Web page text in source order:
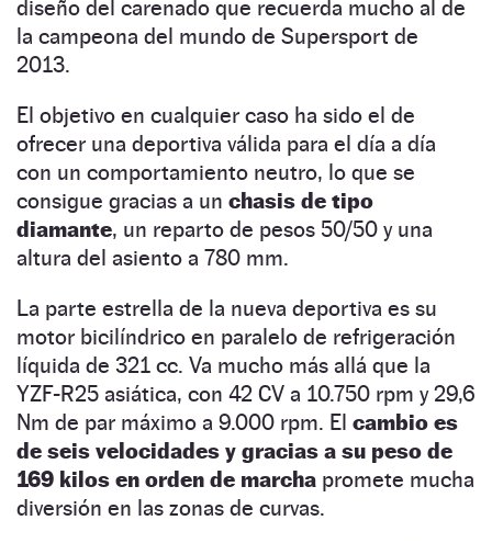
diseño del carenado que recuerda mucho al de
la campeona del mundo de Supersport de
2013.
El objetivo en cualquier caso ha sido el de
ofrecer una deportiva válida para el día a día
con un comportamiento neutro, lo que se
consigue gracias a un chasis de tipo
diamante, un reparto de pesos 50/50 y una
altura del asiento a 780 mm.
La parte estrella de la nueva deportiva es su
motor bicilíndrico en paralelo de refrigeración
líquida de 321 cc. Va mucho más allá que la
YZF-R25 asiática, con 42 CV a 10.750 rpm y 29,6
Nm de par máximo a 9.000 rpm. El cambio es
de seis velocidades y gracias a su peso de
169 kilos en orden de marcha promete mucha
diversión en las zonas de curvas.